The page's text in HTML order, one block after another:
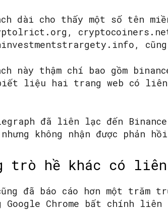
dài cho thấy một số tên
này thậm chí bao gồm
liệu hai trang web có liên
đã liên lạc đến
không nhận được phản
trò hề khác có
đã báo cáo hơn một trăm
Google Chrome bất chính